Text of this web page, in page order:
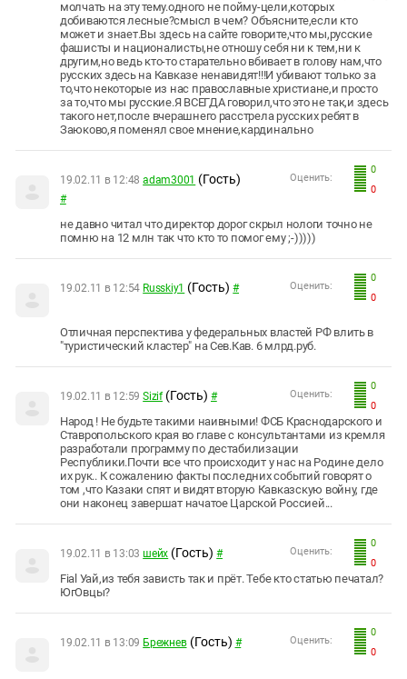
молчать на эту тему.одного не пойму-цели,которых
добиваются лесные?смысл в чем? Объясните,если кто
может и знает.Вы здесь на сайте говорите,что мы,русские
фашисты и националисты,не отношу себя ни к тем,ни к
другим,но ведь кто-то старательно вбивает в голову нам,что
русских здесь на Кавказе ненавидят!!!И убивают только за
то,что некоторые из нас православные христиане,и просто
за то,что мы русские.Я ВСЕГДА говорил,что это не так,и здесь
такого нет,после вчерашнего расстрела русских ребят в
Заюково,я поменял свое мнение,кардинально
0
0
Оценить:
19.02.11 в 12:48 adam3001 (Гость)
#
не давно читал что директор дорог скрыл нологи точно не
помню на 12 млн так что кто то помог ему ;-)))))
0
0
Оценить:
19.02.11 в 12:54 Russkiy1 (Гость) #
Отличная перспектива у федеральных властей РФ влить в
"туристический кластер" на Сев.Кав. 6 млрд.руб.
0
0
Оценить:
19.02.11 в 12:59 Sizif (Гость) #
Народ ! Не будьте такими наивными! ФСБ Краснодарского и
Ставропольского края во главе с консультантами из кремля
разработали программу по дестабилизации
Республики.Почти все что происходит у нас на Родине дело
их рук.. К сожалению факты последних событий говорят о
том ,что Казаки спят и видят вторую Кавказскую войну, где
они наконец завершат начатое Царской Россией...
0
0
Оценить:
19.02.11 в 13:03 шейх (Гость) #
Fial Уай,из тебя зависть так и прёт. Тебе кто статью печатал?
ЮгОвцы?
0
0
Оценить:
19.02.11 в 13:09 Брежнев (Гость) #